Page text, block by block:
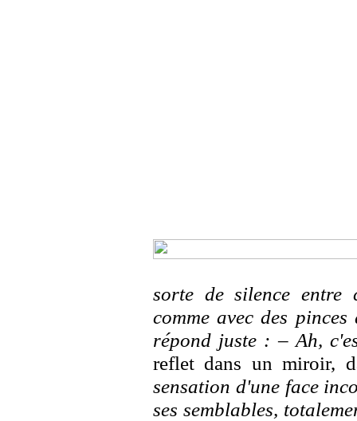
sorte de silence entre
comme avec des
répond juste : – Ah,
reflet dans un miroir,
sensation d'une face
ses semblables,